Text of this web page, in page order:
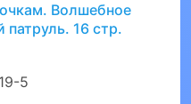
Волшебное
16 стр.
5